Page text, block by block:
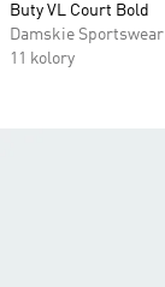
Buty VL Court Bold
Damskie Sportswear
11 kolory